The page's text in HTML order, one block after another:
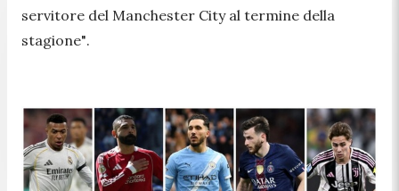
servitore del Manchester City al termine della
stagione".